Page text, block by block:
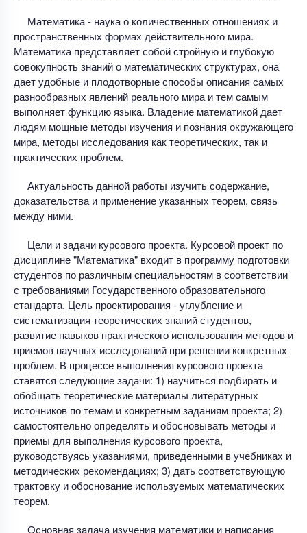
Математика - наука о количественных отношениях и
пространственных формах действительного мира.
Математика представляет собой стройную и глубокую
совокупность знаний о математических структурах, она
дает удобные и плодотворные способы описания самых
разнообразных явлений реального мира и тем самым
выполняет функцию языка. Владение математикой дает
людям мощные методы изучения и познания окружающего
мира, методы исследования как теоретических, так и
практических проблем.
Актуальность данной работы изучить содержание,
доказательства и применение указанных теорем, связь
между ними.
Цели и задачи курсового проекта. Курсовой проект по
дисциплине "Математика" входит в программу подготовки
студентов по различным специальностям в соответствии
с требованиями Государственного образовательного
стандарта. Цель проектирования - углубление и
систематизация теоретических знаний студентов,
развитие навыков практического использования методов и
приемов научных исследований при решении конкретных
проблем. В процессе выполнения курсового проекта
ставятся следующие задачи: 1) научиться подбирать и
обобщать теоретические материалы литературных
источников по темам и конкретным заданиям проекта; 2)
самостоятельно определять и обосновывать методы и
приемы для выполнения курсового проекта,
руководствуясь указаниями, приведенными в учебниках и
методических рекомендациях; 3) дать соответствующую
трактовку и обоснование используемых математических
теорем.
Основная задача изучения математики и написания